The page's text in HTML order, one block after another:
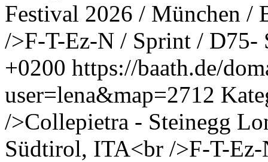
Festival 2026 / München /
/>F-T-Ez-N / Sprint / D75-
+0200 https://baath.de/
user=lena&map=2712
/>Collepietra - Steinegg
Südtirol, ITA<br />F-T-